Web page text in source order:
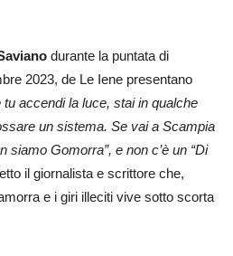
durante la puntata di
2023, de Le Iene presentano
tu accendi la luce, stai in qualche
un sistema. Se vai a Scampia
siamo Gomorra”, e non c’è un “Di
il giornalista e scrittore che,
e i giri illeciti vive sotto scorta